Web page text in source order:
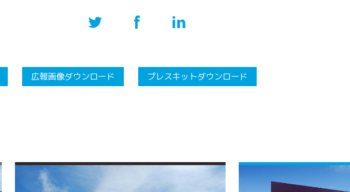
広報画像ダウンロード プレスキットダウンロード